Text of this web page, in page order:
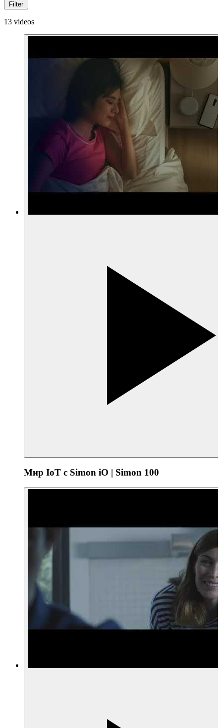
Filter
13 videos
Мир IoT с Simon iO | Simon 100